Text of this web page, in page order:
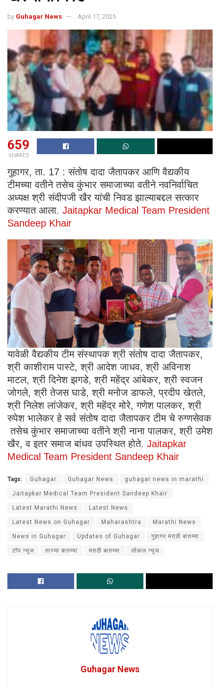
by Guhagar News April 17, 2025
659
SHARES
गुहागर, ता. 17 : संतोष दादा जैतापकर आणि वैद्यकीय
टीमच्या वतीने तसेच कुंभार समाजाच्या वतीने नवनिर्वाचित
अध्यक्ष श्री संदीपजी खैर यांची निवड झाल्याबद्दल सत्कार
करण्यात आला. Jaitapkar Medical Team President
Sandeep Khair
यावेळी वैद्यकीय टीम संस्थापक श्री संतोष दादा जैतापकर,
श्री काशीराम पास्टे, श्री आदेश जाधव, श्री अविनाश
माटल, श्री दिनेश झगडे, श्री महेंद्र आंबेकर, श्री स्वजन
जोगले, श्री तेजस घाडे, श्री मनोज डाफले, प्रदीप खेतले,
श्री निलेश लांजेकर, श्री महेंद्र मोरे, गणेश पालकर, श्री
रुपेश भालेकर हे सर्व संतोष दादा जैतापकर टीम चे रुग्णसेवक
तसेच कुंभार समाजाच्या वतीने श्री नाना पालकर, श्री उमेश
खैर, व इतर समाज बांधव उपस्थित होते. Jaitapkar
Medical Team President Sandeep Khair
Tags: Guhagar Guhagar News guhagar news in marathi
Jaitapkar Medical Team President Sandeep Khair
Latest Marathi News Latest News
Latest News on Guhagar Maharashtra Marathi News
News in Guhagar Updates of Guhagar गुहागर मराठी बातम्या
टॉप न्युज ताज्या बातम्या मराठी बातम्या लोकल न्युज
Guhagar News